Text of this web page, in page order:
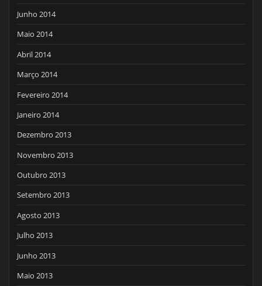
Junho 2014
Maio 2014
Abril 2014
Março 2014
Fevereiro 2014
Janeiro 2014
Dezembro 2013
Novembro 2013
Outubro 2013
Setembro 2013
Agosto 2013
Julho 2013
Junho 2013
Maio 2013